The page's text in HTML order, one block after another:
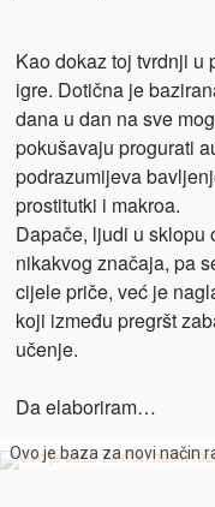
Kao dokaz toj tvrdnji
igre. Dotična je
dana u dan na sve
pokušavaju progurati
podrazumijeva
prostitutki i makroa.
Dapače, ljudi u sklopu
nikakvog značaja, pa
cijele priče, već je
koji između pregršt
učenje.
Da elaboriram…
Ovo je baza za novi način